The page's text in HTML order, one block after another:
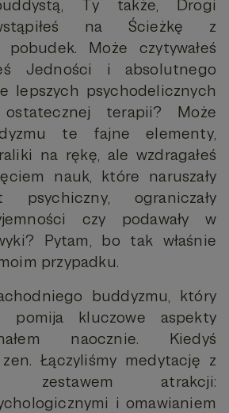
Ty także, Drogi
na Ścieżkę z
pobudek. Może czytywałeś
Jedności i absolutnego
lepszych psychodelicznych
terapii? Może
te fajne elementy,
na rękę, ale wzdragałeś
nauk, które naruszały
ograniczały
czy podawały w
Pytam, bo tak właśnie
przypadku.
buddyzmu, który
kluczowe aspekty
naocznie. Kiedyś
zen. Łączyliśmy medytację z
zestawem atrakcji:
i omawianiem